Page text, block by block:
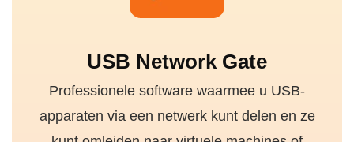
USB Network Gate
Professionele software waarmee u USB-
apparaten via een netwerk kunt delen en ze